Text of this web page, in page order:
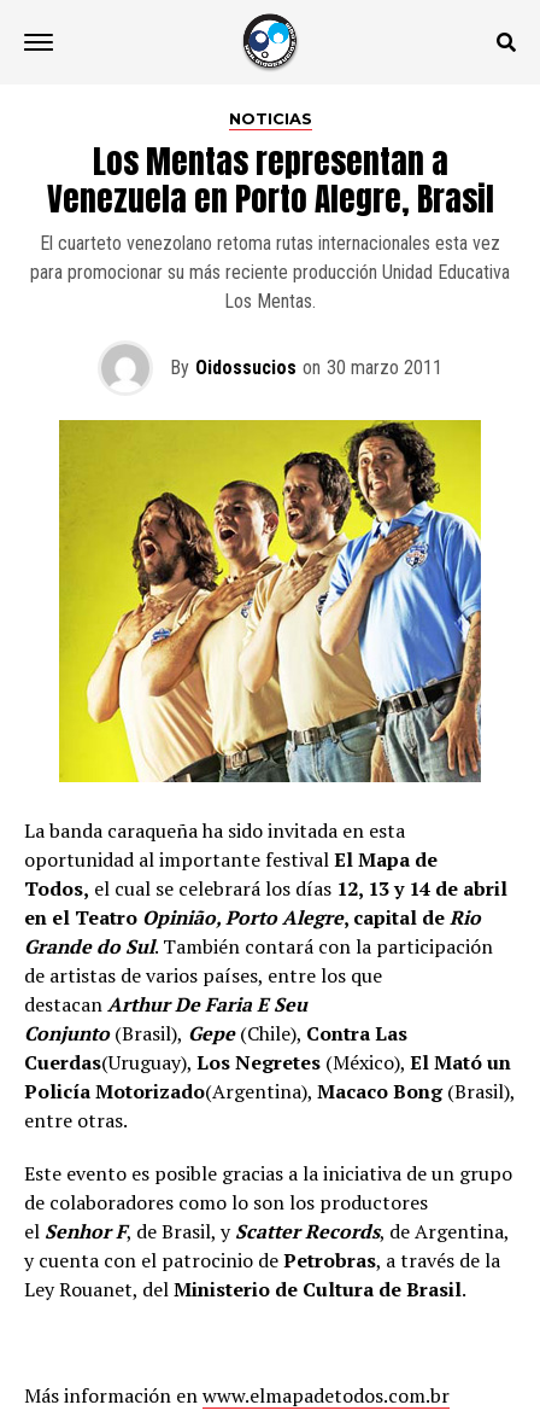
NOTICIAS
Los Mentas representan a
Venezuela en Porto Alegre, Brasil
El cuarteto venezolano retoma rutas internacionales esta vez
para promocionar su más reciente producción Unidad Educativa
Los Mentas.
By Oidossucios on 30 marzo 2011
La banda caraqueña ha sido invitada en esta
oportunidad al importante festivalEl Mapa de
Todos, el cual se celebrará los días 12, 13 y 14 de abril
en el Teatro Opinião, Porto Alegre, capital deRio
Grande do Sul. También contará con la participación
de artistas de varios países, entre los que
destacanArthur De Faria E Seu
Conjunto(Brasil), Gepe(Chile), Contra Las
Cuerdas(Uruguay), Los Negretes (México), El Mató un
Policía Motorizado(Argentina), Macaco Bong (Brasil),
entre otras.
Este evento es posible gracias a la iniciativa de un grupo
de colaboradores como lo son los productores
el Senhor F, de Brasil, yScatter Records, de Argentina,
y cuenta con el patrocinio dePetrobras, a través de la
Ley Rouanet, delMinisterio de Cultura de Brasil.
Más información enwww.elmapadetodos.com.br